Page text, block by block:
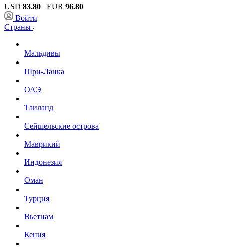
USD 83.80 EUR 96.80
Войти
Страны
Мальдивы
Шри-Ланка
ОАЭ
Таиланд
Сейшельские острова
Маврикий
Индонезия
Оман
Турция
Вьетнам
Кения